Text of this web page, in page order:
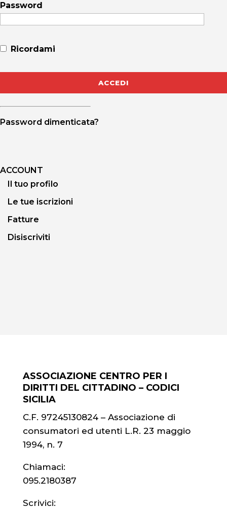
Password
Ricordami
Password dimenticata?
ACCOUNT
Il tuo profilo
Le tue iscrizioni
Fatture
Disiscriviti
ASSOCIAZIONE CENTRO PER I
DIRITTI DEL CITTADINO – CODICI
SICILIA
C.F. 97245130824 – Associazione di
consumatori ed utenti L.R. 23 maggio
1994, n. 7
Chiamaci:
095.2180387
Scrivici: